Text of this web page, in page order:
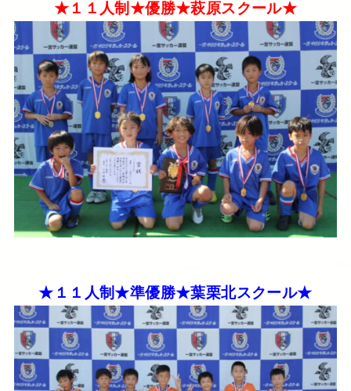
★１１人制★優勝★萩原スクール★
★１１人制★準優勝★葉栗北スクール★